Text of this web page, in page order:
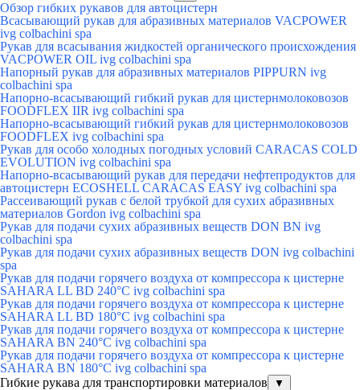
Обзор гибких рукавов для автоцистерн
Всасывающий рукав для абразивных материалов VACPOWER
ivg colbachini spa
Рукав для всасывания жидкостей органического происхождения
VACPOWER OIL ivg colbachini spa
Напорный рукав для абразивных материалов PIPPURN ivg
colbachini spa
Напорно-всасывающий гибкий рукав для цистернмолоковозов
FOODFLEX IIR ivg colbachini spa
Напорно-всасывающий гибкий рукав для цистернмолоковозов
FOODFLEX ivg colbachini spa
Рукав для особо холодных погодных условий CARACAS COLD
EVOLUTION ivg colbachini spa
Напорно-всасывающий рукав для передачи нефтепродуктов для
автоцистерн ECOSHELL CARACAS EASY ivg colbachini spa
Рассеивающий рукав с белой трубкой для сухих абразивных
материалов Gordon ivg colbachini spa
Рукав для подачи сухих абразивных веществ DON BN ivg
colbachini spa
Рукав для подачи сухих абразивных веществ DON ivg colbachini
spa
Рукав для подачи горячего воздуха от компрессора к цистерне
SAHARA LL BD 240°C ivg colbachini spa
Рукав для подачи горячего воздуха от компрессора к цистерне
SAHARA LL BD 180°C ivg colbachini spa
Рукав для подачи горячего воздуха от компрессора к цистерне
SAHARA BN 240°C ivg colbachini spa
Рукав для подачи горячего воздуха от компрессора к цистерне
SAHARA BN 180°C ivg colbachini spa
Гибкие рукава для транспортировки материалов
▼